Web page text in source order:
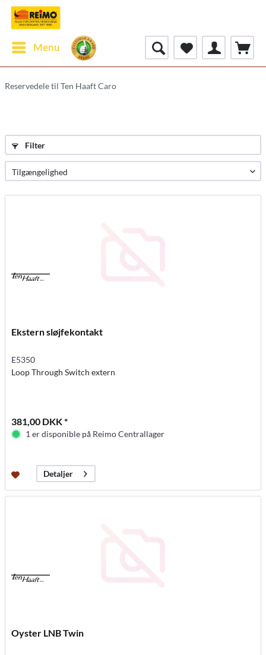
Menu
Reservedele til Ten Haaft Caro
Filter
Ekstern sløjfekontakt
E5350
Loop Through Switch extern
381,00 DKK *
1 er disponible på Reimo Centrallager
Detaljer
Oyster LNB Twin